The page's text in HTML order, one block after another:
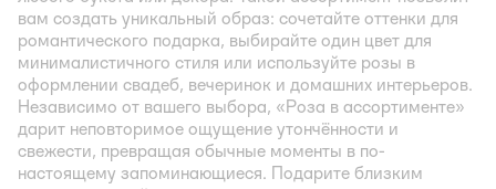
вам создать уникальный образ: сочетайте оттенки для
романтического подарка, выбирайте один цвет для
минималистичного стиля или используйте розы в
оформлении свадеб, вечеринок и домашних интерьеров.
Независимо от вашего выбора, «Роза в ассортименте»
дарит неповторимое ощущение утончённости и
свежести, превращая обычные моменты в по-
настоящему запоминающиеся. Подарите близким